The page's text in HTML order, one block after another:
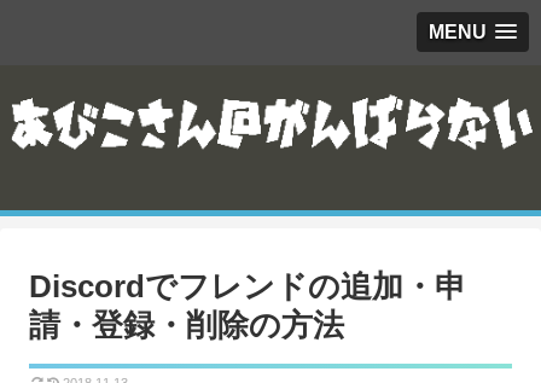
MENU
Discordでフレンドの追加・申
請・登録・削除の方法